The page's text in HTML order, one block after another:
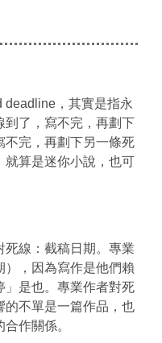
deadline，其實是指永
到了，寫不完，再劃下
不完，再劃下另一條死
算是迷你小說，也可
死線：截稿日期。專業
），因為寫作是他們賴
」是也。專業作者對死
的不單是一篇作品，也
作關係。